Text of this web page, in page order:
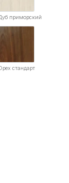
приморский
стандарт